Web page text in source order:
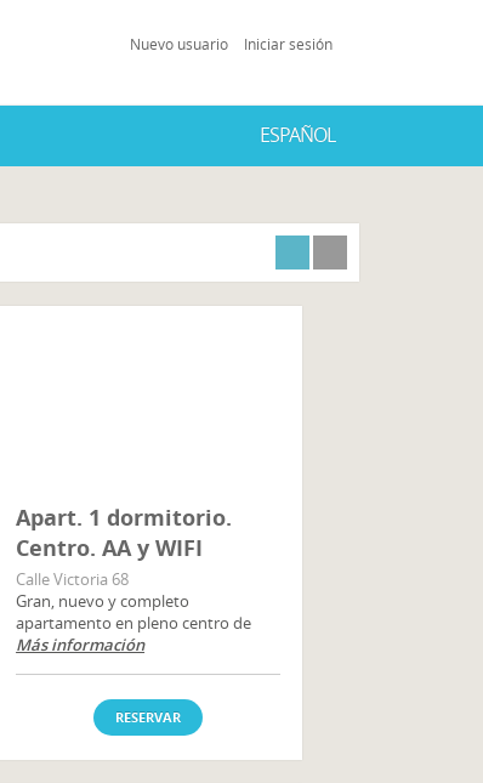
Nuevo usuario Iniciar sesión
ESPAÑOL
Apart. 1 dormitorio.
Centro. AA y WIFI
Calle Victoria 68
Gran, nuevo y completo
apartamento en pleno centro de
Más información
RESERVAR